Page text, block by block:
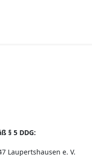
§ 5 DDG:
Laupertshausen e. V.